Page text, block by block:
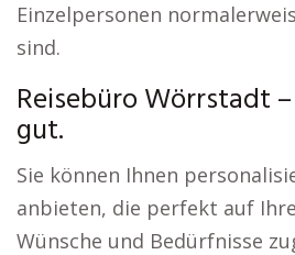
Einzelpersonen
sind.
Reisebüro Wörrstadt
gut.
Sie können Ihnen
anbieten, die perfekt auf
Wünsche und Bedürfnisse